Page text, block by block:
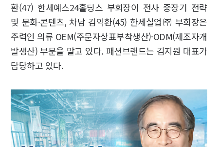
환(47) 한세예스24홀딩스 부회장이 전사 중장기 전략
및 문화·콘텐츠, 차남 김익환(45) 한세실업㈜ 부회장은
주력인 의류 OEM(주문자상표부착생산)·ODM(제조자개
발생산) 부문을 맡고 있다. 패션브랜드는 김지원 대표가
담당하고 있다.